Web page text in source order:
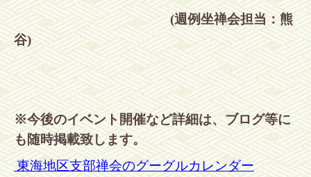
(週例坐禅会担当：熊
谷)
※今後のイベント開催など詳細は、ブログ等に
も随時掲載致します。
東海地区支部禅会のグーグルカレンダー